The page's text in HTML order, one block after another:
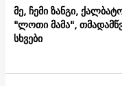
მე, ჩემი ზანგი,
"ლოთი მამა",
სხვები